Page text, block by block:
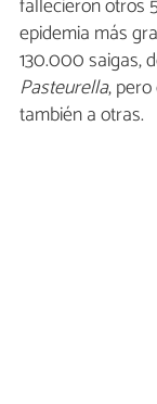
epidemia más
130.000 saigas,
Pasteurella,
también a otras.